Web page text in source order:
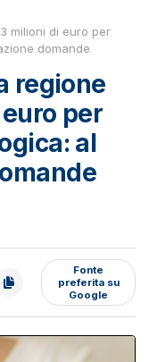
milioni di euro per
domande
regione
per
al
Fonte
preferita su
Google